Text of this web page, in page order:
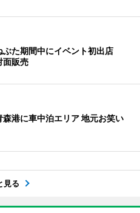
ぶた期間中にイベント初出店
面販売
港に車中泊エリア 地元お笑い
見る